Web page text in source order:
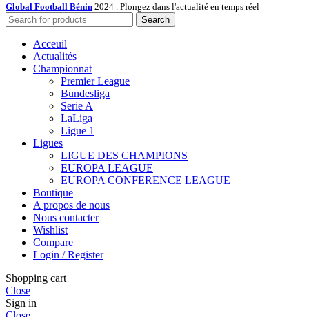
Global Football Bénin 2024 . Plongez dans l'actualité en temps réel
Search
Acceuil
Actualités
Championnat
Premier League
Bundesliga
Serie A
LaLiga
Ligue 1
Ligues
LIGUE DES CHAMPIONS
EUROPA LEAGUE
EUROPA CONFERENCE LEAGUE
Boutique
A propos de nous
Nous contacter
Wishlist
Compare
Login / Register
Shopping cart
Close
Sign in